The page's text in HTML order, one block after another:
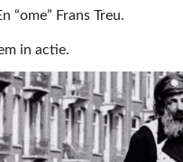
“ome” Frans Treu.
in actie.